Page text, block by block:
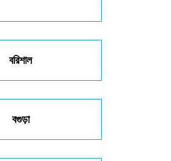
বরিশাল
বগুড়া